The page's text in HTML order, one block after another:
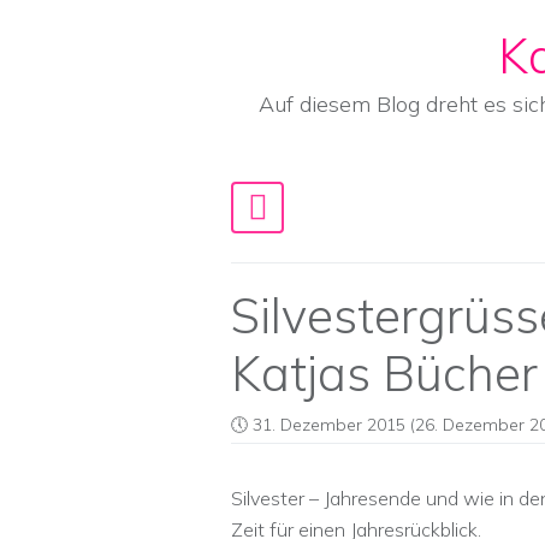
Auf diesem Blog dreht es
Main Navigation
Katjas
31. Dezember 2015 (26. Dezember
Silvester – Jahresende und wie in
Zeit für einen Jahresrückblick.